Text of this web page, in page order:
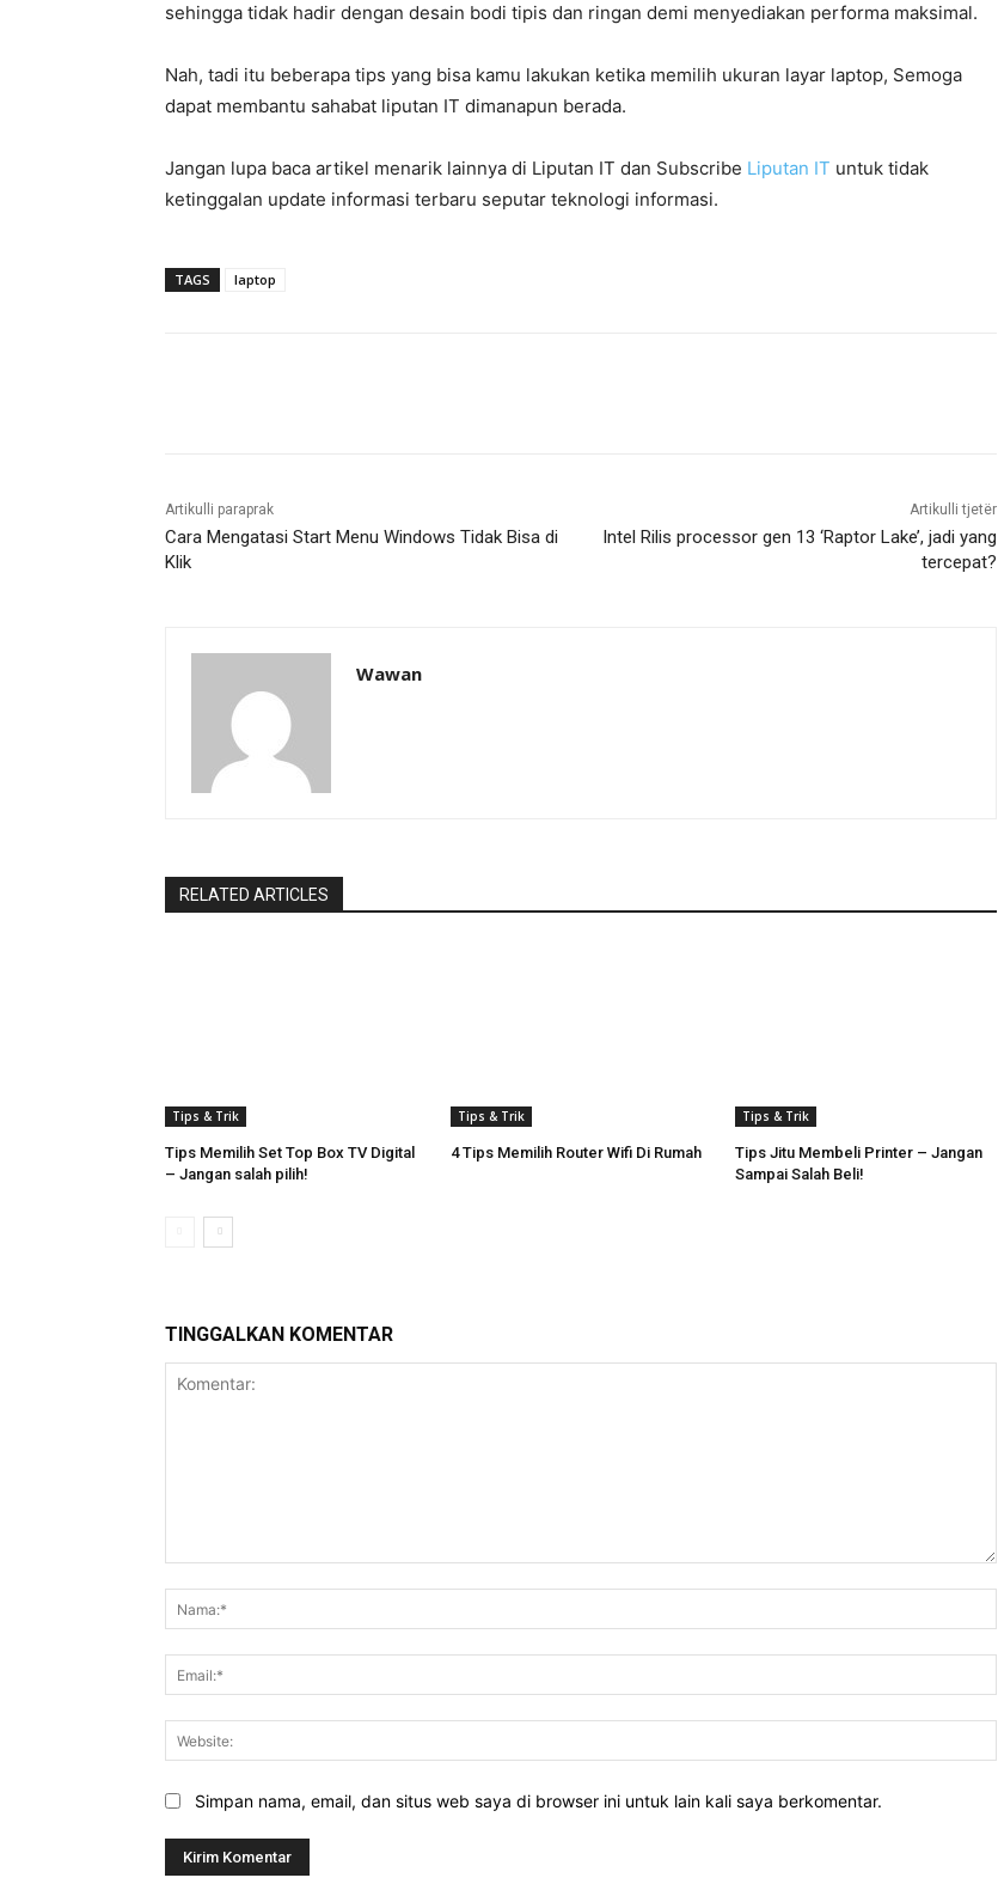
sehingga tidak hadir dengan desain bodi tipis dan ringan demi menyediakan performa maksimal.
Nah, tadi itu beberapa tips yang bisa kamu lakukan ketika memilih ukuran layar laptop, Semoga
dapat membantu sahabat liputan IT dimanapun berada.
Jangan lupa baca artikel menarik lainnya di Liputan IT dan Subscribe Liputan IT untuk tidak
ketinggalan update informasi terbaru seputar teknologi informasi.
TAGS laptop
Artikulli paraprak
Cara Mengatasi Start Menu Windows Tidak Bisa di
Klik
Artikulli tjetër
Intel Rilis processor gen 13 ‘Raptor Lake’, jadi yang
tercepat?
Wawan
RELATED ARTICLES
Tips & Trik
Tips Memilih Set Top Box TV Digital
– Jangan salah pilih!
Tips & Trik
4 Tips Memilih Router Wifi Di Rumah
Tips & Trik
Tips Jitu Membeli Printer – Jangan
Sampai Salah Beli!
TINGGALKAN KOMENTAR
Simpan nama, email, dan situs web saya di browser ini untuk lain kali saya berkomentar.